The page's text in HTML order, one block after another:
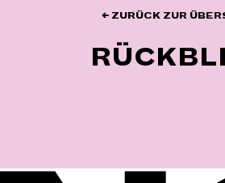
← ZURÜCK ZUR